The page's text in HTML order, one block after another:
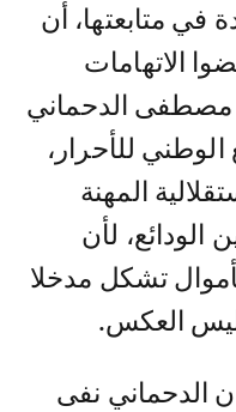
في متابعتها، أن
الاتهامات
مصطفى الدحماني
للأحرار،
المهنة
الودائع، لأن
تشكل مدخلا
وليس العكس.
الدحماني نفى